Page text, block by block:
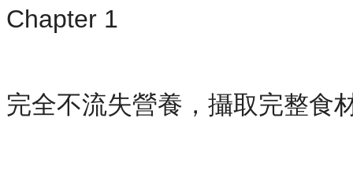
Chapter 1
完全不流失營養，攝取完整食